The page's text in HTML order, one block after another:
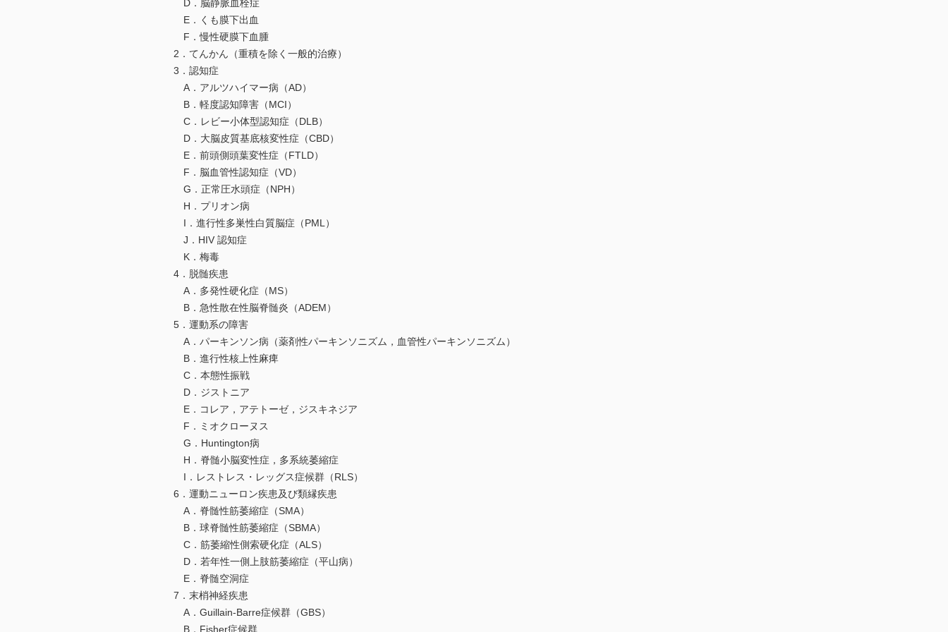
D．脳静脈血栓症
E．くも膜下出血
F．慢性硬膜下血腫
2．てんかん（重積を除く一般的治療）
3．認知症
A．アルツハイマー病（AD）
B．軽度認知障害（MCI）
C．レビー小体型認知症（DLB）
D．大脳皮質基底核変性症（CBD）
E．前頭側頭葉変性症（FTLD）
F．脳血管性認知症（VD）
G．正常圧水頭症（NPH）
H．プリオン病
I．進行性多巣性白質脳症（PML）
J．HIV 認知症
K．梅毒
4．脱髄疾患
A．多発性硬化症（MS）
B．急性散在性脳脊髄炎（ADEM）
5．運動系の障害
A．パーキンソン病（薬剤性パーキンソニズム，血管性パーキンソニズム）
B．進行性核上性麻痺
C．本態性振戦
D．ジストニア
E．コレア，アテトーゼ，ジスキネジア
F．ミオクローヌス
G．Huntington病
H．脊髄小脳変性症，多系統萎縮症
I．レストレス・レッグス症候群（RLS）
6．運動ニューロン疾患及び類縁疾患
A．脊髄性筋萎縮症（SMA）
B．球脊髄性筋萎縮症（SBMA）
C．筋萎縮性側索硬化症（ALS）
D．若年性一側上肢筋萎縮症（平山病）
E．脊髄空洞症
7．末梢神経疾患
A．Guillain-Barre症候群（GBS）
B．Fisher症候群